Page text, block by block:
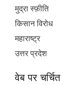
मुद्रा स्फ़ीति
किसान विरोध
महाराष्ट्र
उत्तर प्रदेश
वेब पर चर्चित